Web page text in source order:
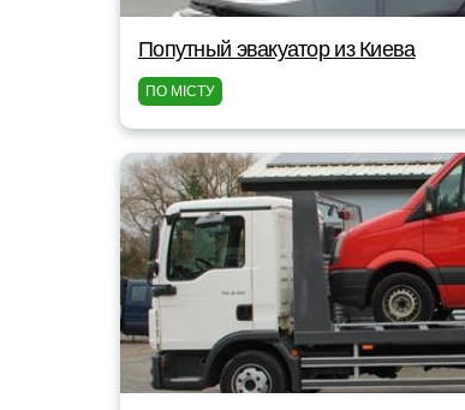
Попутный эвакуатор из Киева
ПО МІСТУ